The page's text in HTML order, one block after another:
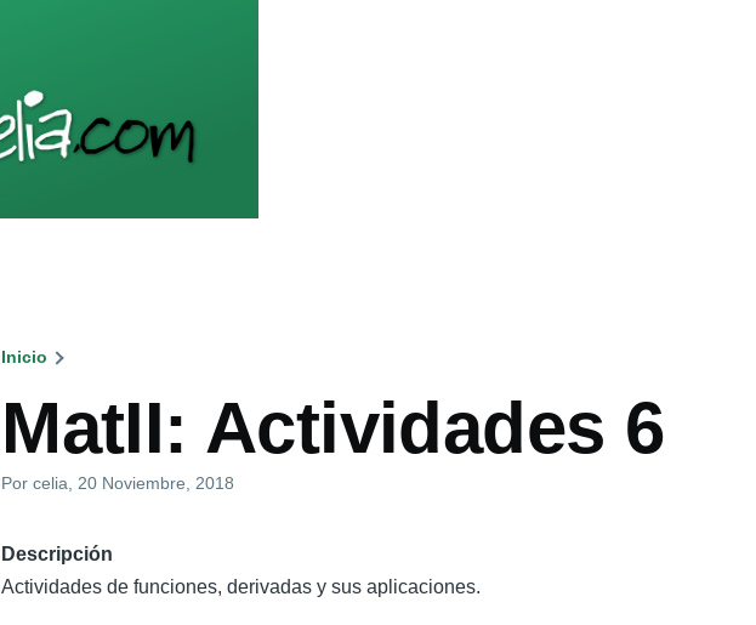
de
Inicio
MatII: Actividades 6
Porcelia , 20 Noviembre, 2018
Descripción
Actividades de funciones, derivadas y sus aplicaciones.